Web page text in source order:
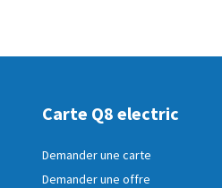
Carte Q8 electric
Demander une carte
Demander une offre